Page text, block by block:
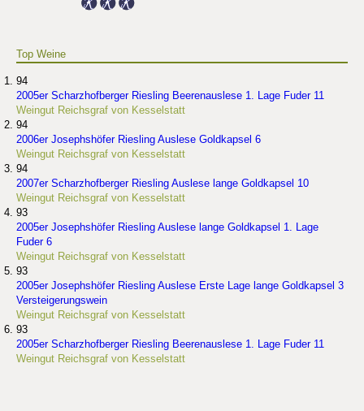
Top Weine
94
2005er Scharzhofberger Riesling Beerenauslese 1. Lage Fuder 11
Weingut Reichsgraf von Kesselstatt
94
2006er Josephshöfer Riesling Auslese Goldkapsel 6
Weingut Reichsgraf von Kesselstatt
94
2007er Scharzhofberger Riesling Auslese lange Goldkapsel 10
Weingut Reichsgraf von Kesselstatt
93
2005er Josephshöfer Riesling Auslese lange Goldkapsel 1. Lage
Fuder 6
Weingut Reichsgraf von Kesselstatt
93
2005er Josephshöfer Riesling Auslese Erste Lage lange Goldkapsel 3
Versteigerungswein
Weingut Reichsgraf von Kesselstatt
93
2005er Scharzhofberger Riesling Beerenauslese 1. Lage Fuder 11
Weingut Reichsgraf von Kesselstatt